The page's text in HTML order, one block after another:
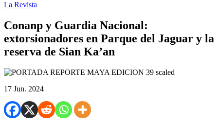
La Revista
Conanp y Guardia Nacional:
extorsionadores en Parque del Jaguar y la
reserva de Sian Ka’an
17 Jun. 2024